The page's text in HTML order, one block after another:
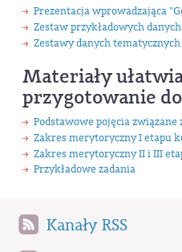
Prezentacja wprowadzająca
Zestaw przykładowych
Zestawy danych tematycznych
Materiały
przygotowanie
Podstawowe pojęcia
Zakres merytoryczny I etapu
Zakres merytoryczny II i III
Przykładowe zadania
Kanały RSS